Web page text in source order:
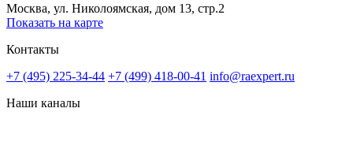
Москва, ул. Николоямская, дом 13, стр.2
Показать на карте
Контакты
+7 (495) 225-34-44 +7 (499) 418-00-41 info@raexpert.ru
Наши каналы